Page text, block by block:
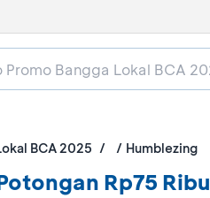
BCA 2025 Humblezing
Rp75 Ribu